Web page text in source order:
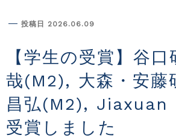
投稿日 2026.06.09
【学生の受賞】谷口研の安江雄
哉(M2), 大森・安藤
昌弘(M2), Jiaxuan
受賞しました